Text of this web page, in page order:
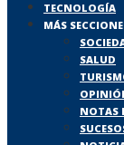
TECNOLOGÍA
MÁS
SALUD
NOTAS